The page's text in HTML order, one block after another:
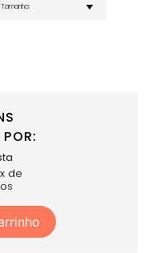
que valoriza
transmite
Winner Azul Dusk
x de